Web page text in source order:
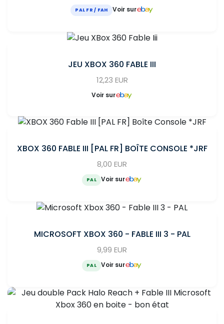
PAL FR / FAH Voir sur
JEU XBOX 360 FABLE III
12,23 EUR
Voir sur
XBOX 360 FABLE III [PAL FR] BOÎTE CONSOLE *JRF
8,00 EUR
PAL Voir sur
MICROSOFT XBOX 360 - FABLE III 3 - PAL
9,99 EUR
PAL Voir sur